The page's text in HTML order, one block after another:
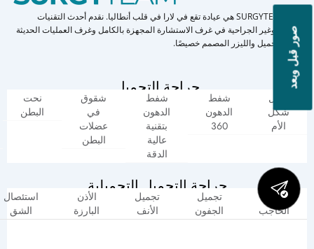
عيادة SURGYTEAM هي عيادة تقع في لارا في قلب أنطاليا. نقدم أحدث التقنيات
الجراحية وغير الجراحية في غرف الاستشارة المجهزة بالكامل وغرف العمليات الحديثة
وجناح التجميل والليزر المصمم خصيصًا.
جراحة التجميل
تحول
شكل
الأم
شفط
الدهون
360
شفط
الدهون
بتقنية
عالية
الدقة
شقوق
في
عضلات
البطن
نحت
البطن
جراحة التجميل التجميلية
رفع
الحاجب
تجميل
الجفون
تجميل
الأنف
الأذن
البارزة
استئصال
الشق
صور قبل وبعد